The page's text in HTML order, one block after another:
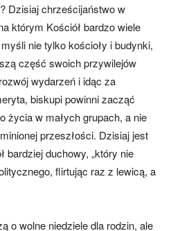
Dzisiaj chrześcijaństwo w
którym Kościół bardzo wiele
nie tylko kościoły i budynki,
część swoich przywilejów
wydarzeń i idąc za
biskupi powinni zacząć
życia w małych grupach, a nie
przeszłości. Dzisiaj jest
bardziej duchowy, „który nie
flirtując raz z lewicą, a
o wolne niedziele dla rodzin, ale